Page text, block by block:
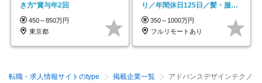
き方*賞与年2回
450～850万円
東京都
り／年間休日125日／髪・服・
ネイル自由／副業OK
350～1000万円
フルリモートあり
転職・求人情報サイトのtype 掲載企業一覧
アドバンスデザインテクノ